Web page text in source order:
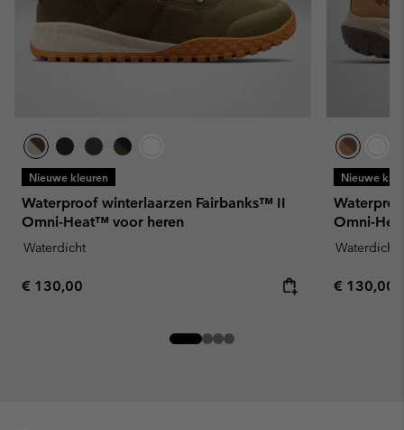
Nieuwe kleuren
Waterproof winterlaarzen Fairbanks™ II
Omni-Heat™ voor heren
Waterdicht
Regular price:
€ 130,00
Nieuwe
Omni-
Waterdicht
Regular
€ 130,00